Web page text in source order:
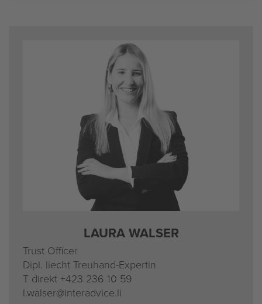
LAURA WAL­SER
Trust Of­fi­cer
Dipl. liecht Treu­hand-Ex­per­tin
T di­rekt +423 236 10 59
l.​walser@​interadvice.​li